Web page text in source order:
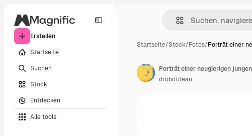
Erstellen
Startseite
Suchen
Stock
Entdecken
Alle tools
Startseite/Stock/Fotos/Porträt einer
Porträt einer neugierigen
drobotdean